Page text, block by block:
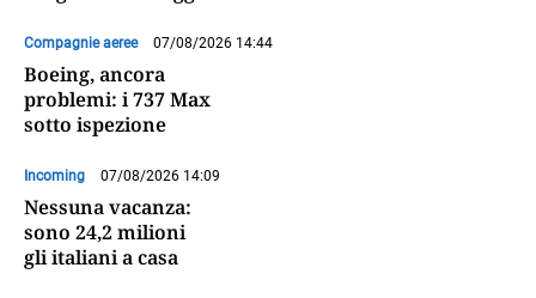
Compagnie aeree 07/08/2026 14:44
Boeing, ancora
problemi: i 737 Max
sotto ispezione
Incoming 07/08/2026 14:09
Nessuna vacanza:
sono 24,2 milioni
gli italiani a casa